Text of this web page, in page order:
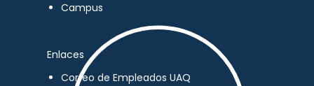
Campus
Enlaces
Correo de Empleados UAQ